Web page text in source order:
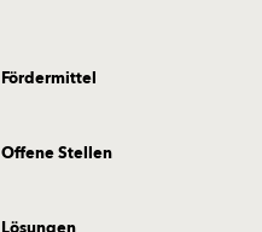
Fördermittel
Offene Stellen